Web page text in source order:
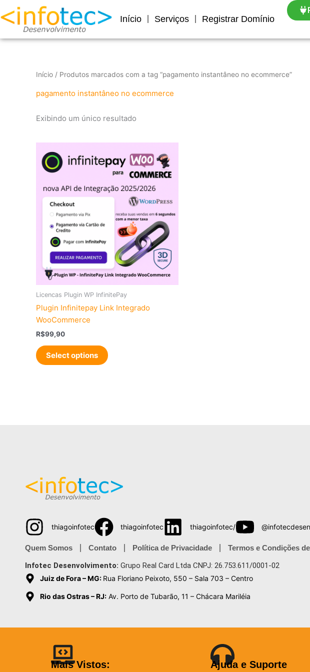
para
conteúdo
Início Serviços Registrar Domínio
Início / Produtos marcados com a tag “pagamento instantâneo no ecommerce”
pagamento instantâneo no ecommerce
Exibindo um único resultado
Licencas Plugin WP InfinitePay
Plugin Infinitepay Link Integrado
WooCommerce
R$99,90
Select options
thiagoinfotec thiagoinfotec thiagoinfotec/
Quem Somos Contato Política de Privacidade Termos e Condições
Infotec Desenvolvimento: Grupo Real Card Ltda CNPJ: 26.753.611/0001-02
Juiz de Fora – MG: Rua Floriano Peixoto, 550 – Sala 703 – Centro
Rio das Ostras – RJ: Av. Porto de Tubarão, 11 – Chácara Mariléia
Mais Vistos: Ajuda e Suporte